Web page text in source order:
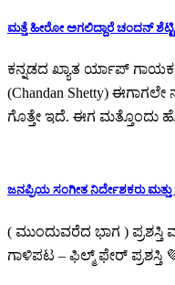
ಮತ್ತೆ ಹೀರೋ ಅಗಲಿದ್ದಾರೆ ಚಂದನ್
ಕನ್ನಡದ ಖ್ಯಾತ ರ್ಯಾಪ್
(Chandan Shetty)
ಗೊತ್ತೇ ಇದೆ. ಈಗ ಮತ್ತೊಂದು
ಜನಪ್ರಿಯ ಸಂಗೀತ ನಿರ್ದೇಶಕರು ಮತ್ತು
( ಮುಂದುವರೆದ ಭಾಗ )
ಗಾಳಿಪಟ – ಫಿಲ್ಮ್ ಫೇರ್